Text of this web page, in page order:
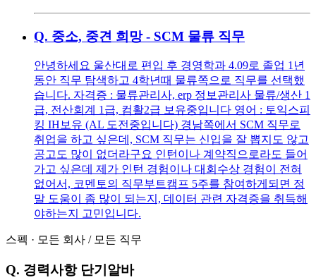
Q. 중소, 중견 희망 - SCM 물류 직무
안녕하세요 울산대로 편입 후 경영학과 4.09로 졸업 1년
동안 직무 탐색하고 4학년때 물류쪽으로 직무를 선택했
습니다. 자격증 : 물류관리사, erp 정보관리사 물류/생산 1
급, 전산회계 1급, 컴활2급 보유중입니다 영어 : 토익스피
킹 IH보유 (AL 도전중입니다) 경남쪽에서 SCM 직무로
취업을 하고 싶은데, SCM 직무는 신입을 잘 뽑지도 않고
공고도 많이 없더라구요 인턴이나 계약직으로라도 들어
가고 싶은데 제가 인턴 경험이나 대회수상 경험이 전혀
없어서, 코멘토의 직무부트캠프 5주를 참여하게되면 정
말 도움이 좀 많이 되는지, 데이터 관련 자격증을 취득해
야하는지 고민입니다.
스펙 · 모든 회사 / 모든 직무
Q. 경력사항 단기알바